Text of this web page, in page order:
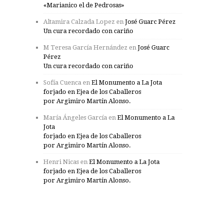
«Marianico el de Pedrosas»
Altamira Calzada Lopez en José Guarc Pérez
Un cura recordado con cariño
M Teresa García Hernández en José Guarc
Pérez
Un cura recordado con cariño
Sofía Cuenca en El Monumento a La Jota
forjado en Ejea de los Caballeros
por Argimiro Martín Alonso.
María Ángeles García en El Monumento a La
Jota
forjado en Ejea de los Caballeros
por Argimiro Martín Alonso.
Henri Nicas en El Monumento a La Jota
forjado en Ejea de los Caballeros
por Argimiro Martín Alonso.